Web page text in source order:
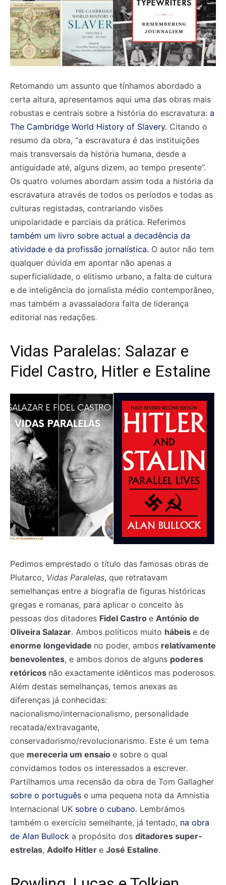
Registe-se na nossa lista de correio e receba mensalmente
no seu email os artigos do mês transacto, ilustrações e
Registe-se na nossa lista de correio e receba mensalmente
no seu email os artigos do mês transacto, ilustrações e
Retomando um assunto que tínhamos abordado a
certa altura, apresentamos aqui uma das obras mais
robustas e centrais sobre a história do escravatura: a
The Cambridge World History of Slavery. Citando o
resumo da obra, “a escravatura é das instituições
mais transversais da história humana, desde a
antiguidade até, alguns dizem, ao tempo presente”.
Os quatro volumes abordam assim toda a história da
escravatura através de todos os períodos e todas as
culturas registadas, contrariando visões
unipolaridade e parciais da prática. Referimos
também um livro sobre actual a decadência da
atividade e da profissão jornalística. O autor não tem
qualquer dúvida em apontar não apenas a
superficialidade, o elitismo urbano, a falta de cultura
e de inteligência do jornalista médio contemporâneo,
mas também a avassaladora falta de liderança
editorial nas redações.
Vidas Paralelas: Salazar e
Fidel Castro, Hitler e Estaline
Pedimos emprestado o título das famosas obras de
Plutarco, Vidas Paralelas, que retratavam
semelhanças entre a biografia de figuras históricas
gregas e romanas, para aplicar o conceito às
pessoas dos ditadores Fidel Castro e António de
Oliveira Salazar. Ambos políticos muito hábeis e de
enorme longevidade no poder, ambos relativamente
benevolentes, e ambos donos de alguns poderes
retóricos não exactamente idênticos mas poderosos.
Além destas semelhanças, temos anexas as
diferenças já conhecidas:
nacionalismo/internacionalismo, personalidade
recatada/extravagante,
conservadorismo/revolucionarismo. Este é um tema
que mereceria um ensaio e sobre o qual
convidamos todos os interessados a escrever.
Partilhamos uma recensão da obra de Tom Gallagher
sobre o português e uma pequena nota da Amnistia
Internacional UK sobre o cubano. Lembrámos
também o exercício semelhante, já tentado, na obra
de Alan Bullock a propósito dos ditadores super-
estrelas, Adolfo Hitler e José Estaline.